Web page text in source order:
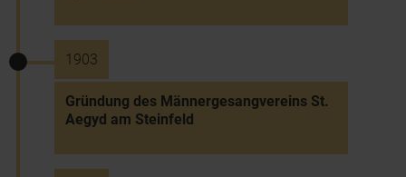
1903
Gründung des Männergesangvereins St.
Aegyd am Steinfeld